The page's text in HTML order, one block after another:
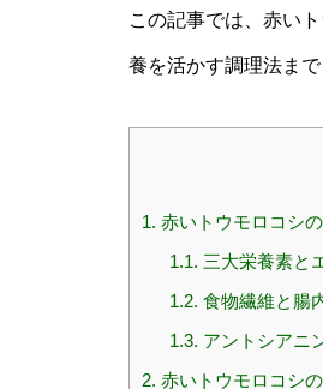
この記事では、赤い
養を活かす調理法ま
1. 赤いトウモロコシ
1.1. 三大栄養素と
1.2. 食物繊維と腸
1.3. アントシアニ
2. 赤いトウモロコシ